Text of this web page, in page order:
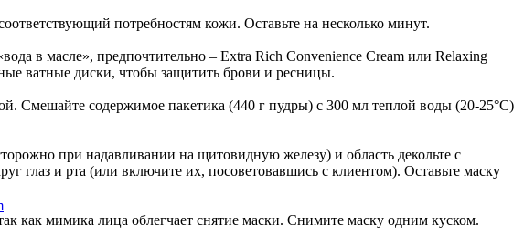
потребностям кожи. Оставьте на несколько минут.
в масле», предпочтительно – Extra Rich Convenience Cream или Relaxing
ватные диски, чтобы защитить брови и ресницы.
Смешайте содержимое пакетика (440 г пудры) с 300 мл теплой воды (20-25°C)
при надавливании на щитовидную железу) и область декольте с
глаз и рта (или включите их, посоветовавшись с клиентом). Оставьте маску
как мимика лица облегчает снятие маски. Снимите маску одним куском.
краска для волос
волос с окислением без аммиака
при сумме заказа от 12000 руб.
волос Color Touch
при сумме заказа от 12000 руб.